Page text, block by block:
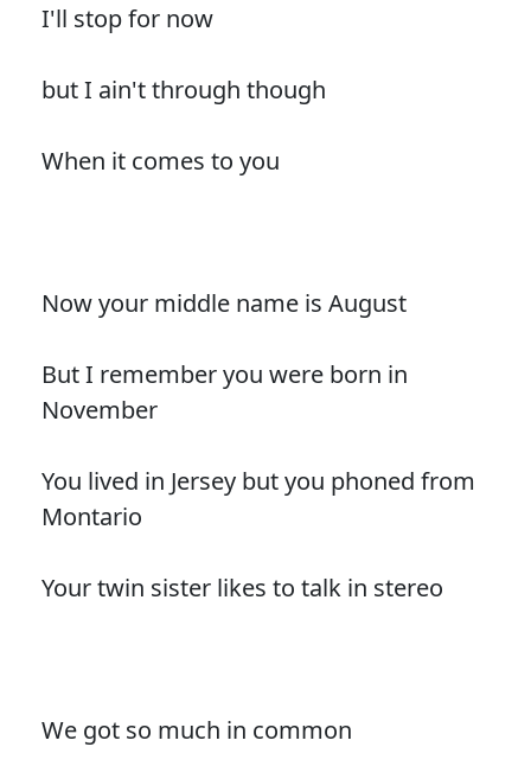
I'll stop for now
but I ain't through though
When it comes to you
Now your middle name is August
But I remember you were born in
November
You lived in Jersey but you phoned from
Montario
Your twin sister likes to talk in stereo
We got so much in common